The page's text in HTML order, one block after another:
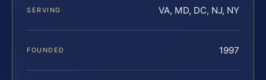
SERVING VA, MD, DC, NJ, NY
FOUNDED 1997